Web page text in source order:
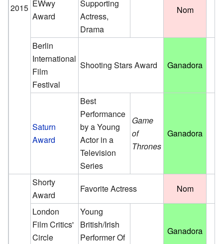
2015 EWwy
Award
Supporting
Actress,
Drama
Nom
Berlin
International
Film
Festival
Shooting Stars Award Ganadora
Saturn
Award
Best
Performance
by a Young
Actor in a
Television
Series
Game
of
Thrones
Ganadora
Shorty
Award
Favorite Actress
Nom
London
Film Critics'
Circle
Young
British/Irish
Performer Of
Ganadora